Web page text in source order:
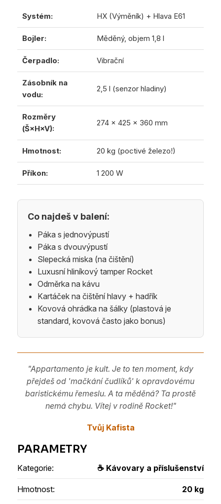
Systém: HX (Výměník) + Hlava E61
Bojler: Měděný, objem 1,8 l
Čerpadlo: Vibrační
Zásobník na
vodu:
2,5 l (senzor hladiny)
Rozměry
(Š×H×V):
274 x 425 x 360 mm
Hmotnost: 20 kg (poctivé železo!)
Příkon: 1 200 W
Co najdeš v balení:
Páka s jednovýpustí
Páka s dvouvýpustí
Slepecká miska (na čištění)
Luxusní hliníkový tamper Rocket
Odměrka na kávu
Kartáček na čištění hlavy + hadřík
Kovová ohrádka na šálky (plastová je
standard, kovová často jako bonus)
"Appartamento je kult. Je to ten moment, kdy
přejdeš od 'mačkání čudlíků' k opravdovému
baristickému řemeslu. A ta měděná? Ta prostě
nemá chybu. Vítej v rodině Rocket!"
Tvůj Kafista
Kategorie: ☕ Kávovary a příslušenství
Hmotnost: 20 kg